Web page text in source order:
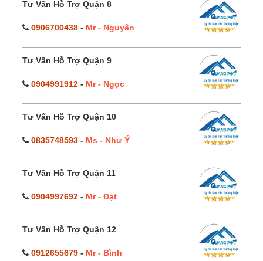
Tư Vấn Hỗ Trợ Quận 8
0906700438 - Mr - Nguyên
Tư Vấn Hỗ Trợ Quận 9
0904991912 - Mr - Ngọc
Tư Vấn Hỗ Trợ Quận 10
0835748593 - Ms - Như Ý
Tư Vấn Hỗ Trợ Quận 11
0904997692 - Mr - Đạt
Tư Vấn Hỗ Trợ Quận 12
0912655679 - Mr - Bình